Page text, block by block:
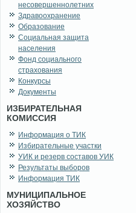
несовершеннолетних
Здравоохранение
Образование
Социальная защита
населения
Фонд социального
страхования
Конкурсы
Документы
ИЗБИРАТЕЛЬНАЯ
КОМИССИЯ
Информация о ТИК
Избирательные участки
УИК и резерв составов УИК
Результаты выборов
Информация ТИК
МУНИЦИПАЛЬНОЕ
ХОЗЯЙСТВО